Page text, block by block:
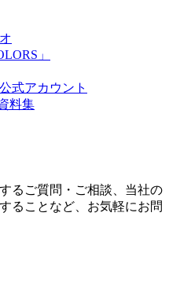
」
式アカウント
料集
るご質問・ご相談、当社の
ることなど、お気軽にお問